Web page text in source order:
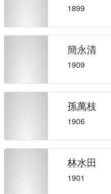
1899
簡永清
1909
孫萬枝
1906
林水田
1901